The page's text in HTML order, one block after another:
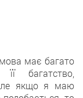
має багато
багатство,
Але якщо я маю